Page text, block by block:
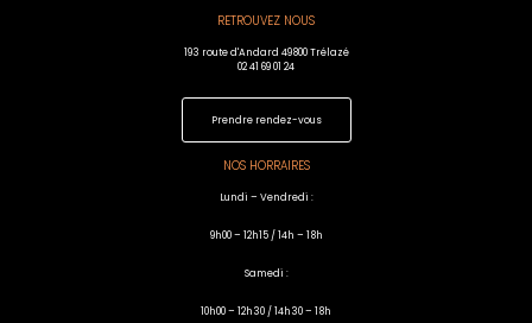
RETROUVEZ NOUS
193 route d'Andard 49800 Trélazé
02 41 69 01 24
Prendre rendez-vous
NOS HORRAIRES
Lundi – Vendredi :
9h00 – 12h15 / 14h – 18h
Samedi :
10h00 – 12h30 / 14h30 – 18h